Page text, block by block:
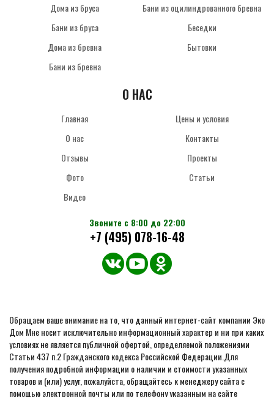
Дома из бруса
Бани из бруса
Дома из бревна
Бани из бревна
Бани из оцилиндрованного бревна
Беседки
Бытовки
О НАС
Главная
О нас
Отзывы
Фото
Видео
Цены и условия
Контакты
Проекты
Статьи
Звоните с 8:00 до 22:00
+7 (495) 078-16-48
Обращаем ваше внимание на то, что данный интернет-сайт компании Эко
Дом Мне носит исключительно информационный характер и ни при каких
условиях не является публичной офертой, определяемой положениями
Статьи 437 п.2 Гражданского кодекса Российской Федерации.Для
получения подробной информации о наличии и стоимости указанных
товаров и (или) услуг, пожалуйста, обращайтесь к менеджеру сайта с
помощью электронной почты или по телефону указанным на сайте